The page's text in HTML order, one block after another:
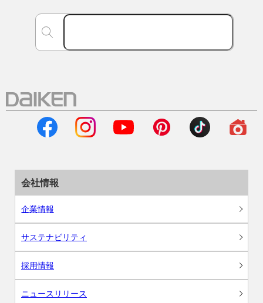
会社情報
企業情報
サステナビリティ
採用情報
ニュースリリース